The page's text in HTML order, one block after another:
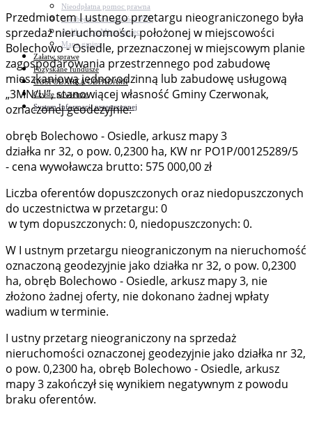
Nieodpłatna pomoc prawna
Niezbędnik mieszkańca PDF
Aplikacja mMieszkaniec
Mapa gminy
Załatw sprawę
Pozyskane fundusze
GOSPODARKA ODPADAMI
Czyste powietrze
System Informacji przestrzennej
Przedmiotem I ustnego przetargu nieograniczonego była
sprzedaż nieruchomości, położonej w miejscowości
Bolechowo - Osiedle, przeznaczonej w miejscowym planie
zagospodarowania przestrzennego pod zabudowę
mieszkaniową jednorodzinną lub zabudowę usługową
„3MN/U”, stanowiącej własność Gminy Czerwonak,
oznaczonej geodezyjnie:
obręb Bolechowo - Osiedle, arkusz mapy 3
działka nr 32, o pow. 0,2300 ha, KW nr PO1P/00125289/5
- cena wywoławcza brutto: 575 000,00 zł
Liczba oferentów dopuszczonych oraz niedopuszczonych
do uczestnictwa w przetargu: 0
w tym dopuszczonych: 0, niedopuszczonych: 0.
W I ustnym przetargu nieograniczonym na nieruchomość
oznaczoną geodezyjnie jako działka nr 32, o pow. 0,2300
ha, obręb Bolechowo - Osiedle, arkusz mapy 3, nie
złożono żadnej oferty, nie dokonano żadnej wpłaty
wadium w terminie.
I ustny przetarg nieograniczony na sprzedaż
nieruchomości oznaczonej geodezyjnie jako działka nr 32,
o pow. 0,2300 ha, obręb Bolechowo - Osiedle, arkusz
mapy 3 zakończył się wynikiem negatywnym z powodu
braku oferentów.